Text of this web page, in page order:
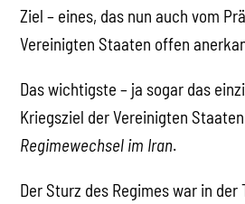
Ziel – eines, das nun auch vom
Vereinigten Staaten offen
Das wichtigste – ja sogar das
Kriegsziel der Vereinigten
Regimewechsel im Iran.
Der Sturz des Regimes war in der